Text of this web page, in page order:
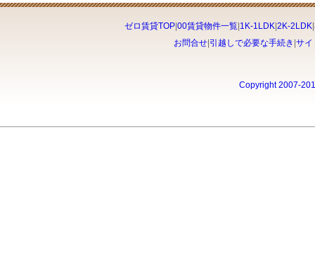
ゼロ賃貸TOP| 00賃貸物件一覧| 1K-1LDK| 2K-2LDK|
お問合せ 引越しで必要な手続き サイ
Copyright 2007-